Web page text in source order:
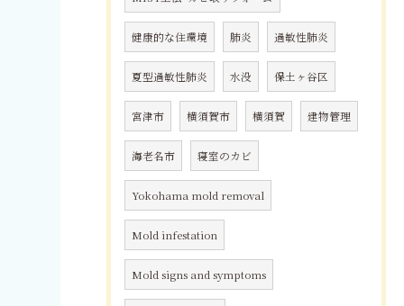
健康的な住環境 肺炎 過敏性肺炎
夏型過敏性肺炎 水没 保土ヶ谷区
宮津市 横須賀市 横須賀 建物管理
海老名市 寝室のカビ
Yokohama mold removal
Mold infestation
Mold signs and symptoms